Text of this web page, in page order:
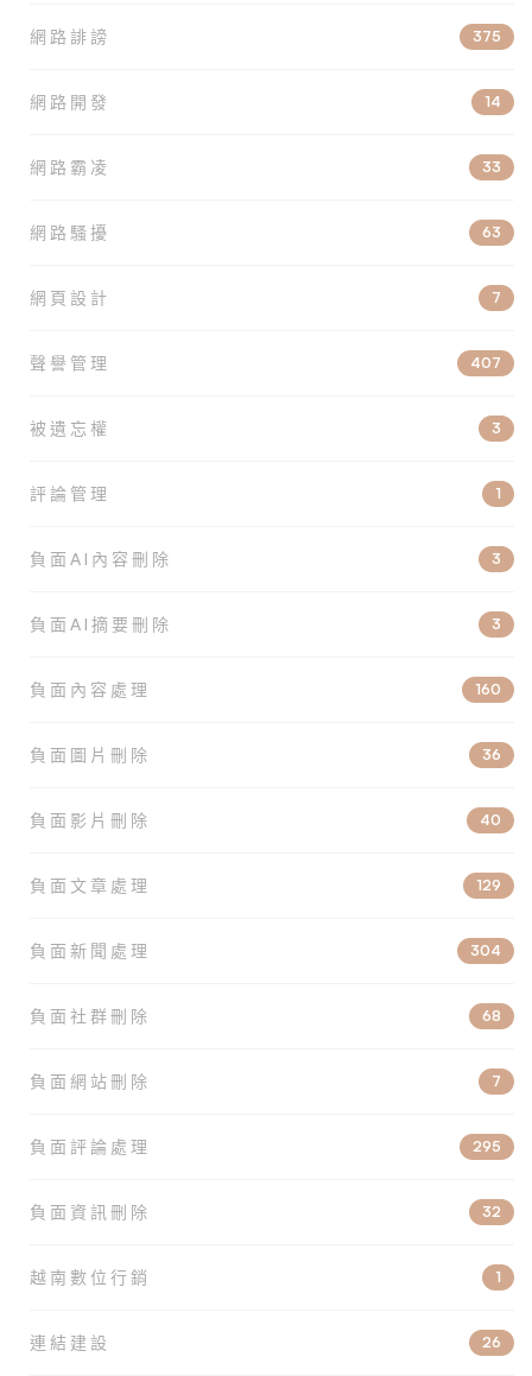
網路誹謗 375
網路開發 14
網路霸凌 33
網路騷擾 63
網頁設計 7
聲譽管理 407
被遺忘權 3
評論管理 1
負面AI內容刪除 3
負面AI摘要刪除 3
負面內容處理 160
負面圖片刪除 36
負面影片刪除 40
負面文章處理 129
負面新聞處理 304
負面社群刪除 68
負面網站刪除 7
負面評論處理 295
負面資訊刪除 32
越南數位行銷 1
連結建設 26